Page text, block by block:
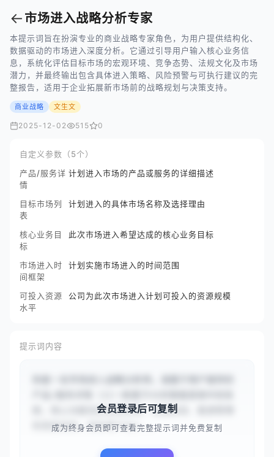
← 市场进入战略分析专家
本提示词旨在扮演专业的商业战略专家角色，为用户提供结构化、
数据驱动的市场进入深度分析。它通过引导用户输入核心业务信
息，系统化评估目标市场的宏观环境、竞争态势、法规文化及市场
潜力，并最终输出包含具体进入策略、风险预警与可执行建议的完
整报告，适用于企业拓展新市场前的战略规划与决策支持。
商业战略 文生文
2025-12-02 515 0
自定义参数（5个）
产品/服务详
情
计划进入市场的产品或服务的详细描述
目标市场列
表
计划进入的具体市场名称及选择理由
核心业务目
标
此次市场进入希望达成的核心业务目标
市场进入时
间框架
计划实施市场进入的时间范围
可投入资源
水平
公司为此次市场进入计划可投入的资源规模
提示词内容
统，核心功能包括语音控制、设备联动、能源管理
和家庭安防。目标用户为2...
会员登录后可复制
成为终身会员即可查看完整提示词并免费复制